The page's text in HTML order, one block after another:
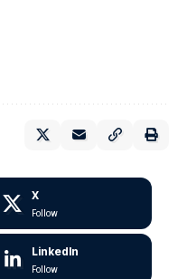
X
Follow
LinkedIn
Follow